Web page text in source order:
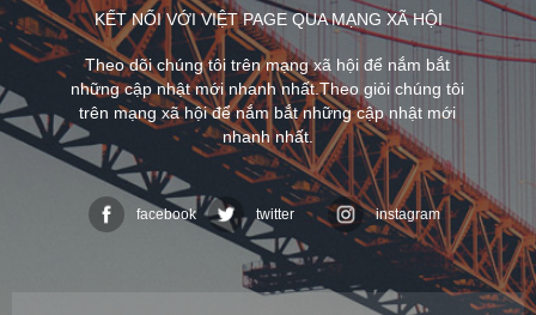
KẾT NỐI VỚI VIỆT PAGE QUA MẠNG XÃ HỘI
Theo dõi chúng tôi trên mạng xã hội để nắm bắt
những cập nhật mới nhanh nhất.Theo giỏi chúng tôi
trên mạng xã hội để nắm bắt những cập nhật mới
nhanh nhất.
facebook twitter instagram